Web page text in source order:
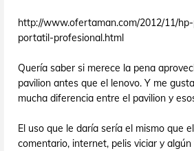
http://www.ofertaman.com/2012/11/
portatil-profesional.html
Quería saber si merece la pena
pavilion antes que el lenovo. Y me
mucha diferencia entre el pavilion y
El uso que le daría sería el mismo que
comentario, internet, pelis viciar y